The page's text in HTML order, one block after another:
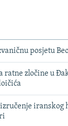
posjetu
ratne zločine u
iranskog